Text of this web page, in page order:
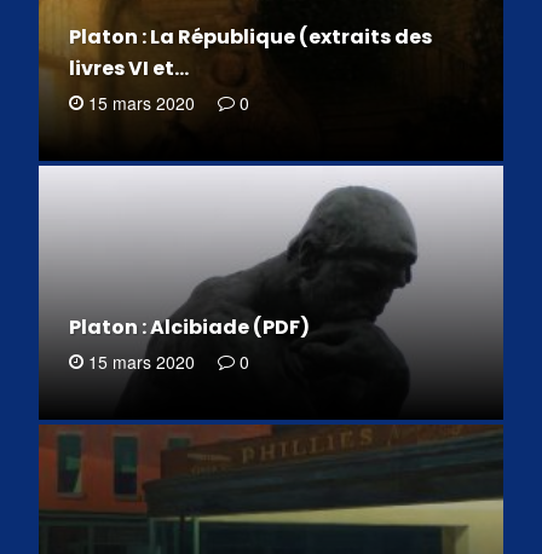
Platon : La République (extraits des
livres VI et…
15 mars 2020 0
Platon : Alcibiade (PDF)
15 mars 2020 0